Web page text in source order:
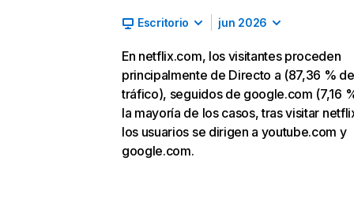
Escritorio jun 2026
En netflix.com, los visitantes proceden
principalmente de Directo a (87,36 % de
tráfico), seguidos de google.com (7,16
la mayoría de los casos, tras visitar
los usuarios se dirigen a youtube.com y
google.com.